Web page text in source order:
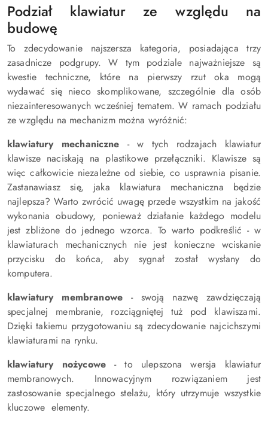
Podział klawiatur ze względu na
budowę
To zdecydowanie najszersza kategoria, posiadająca trzy
zasadnicze podgrupy. W tym podziale najważniejsze są
kwestie techniczne, które na pierwszy rzut oka mogą
wydawać się nieco skomplikowane, szczególnie dla osób
niezainteresowanych wcześniej tematem. W ramach podziału
ze względu na mechanizm można wyróżnić:
klawiatury mechaniczne - w tych rodzajach klawiatur
klawisze naciskają na plastikowe przełączniki. Klawisze są
więc całkowicie niezależne od siebie, co usprawnia pisanie.
Zastanawiasz się, jaka klawiatura mechaniczna będzie
najlepsza? Warto zwrócić uwagę przede wszystkim na jakość
wykonania obudowy, ponieważ działanie każdego modelu
jest zbliżone do jednego wzorca. To warto podkreślić - w
klawiaturach mechanicznych nie jest konieczne wciskanie
przycisku do końca, aby sygnał został wysłany do
komputera.
klawiatury membranowe - swoją nazwę zawdzięczają
specjalnej membranie, rozciągniętej tuż pod klawiszami.
Dzięki takiemu przygotowaniu są zdecydowanie najcichszymi
klawiaturami na rynku.
klawiatury nożycowe - to ulepszona wersja klawiatur
membranowych. Innowacyjnym rozwiązaniem jest
zastosowanie specjalnego stelażu, który utrzymuje wszystkie
kluczowe elementy.